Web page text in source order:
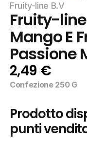
Fruity-line B.V
Fruity-line
Mango E
Passione
2,49 €
Confezione 250 G
Prodotto
punti